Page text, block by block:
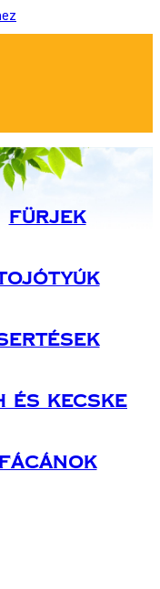
Fürjek
És Kecske
Fácánok